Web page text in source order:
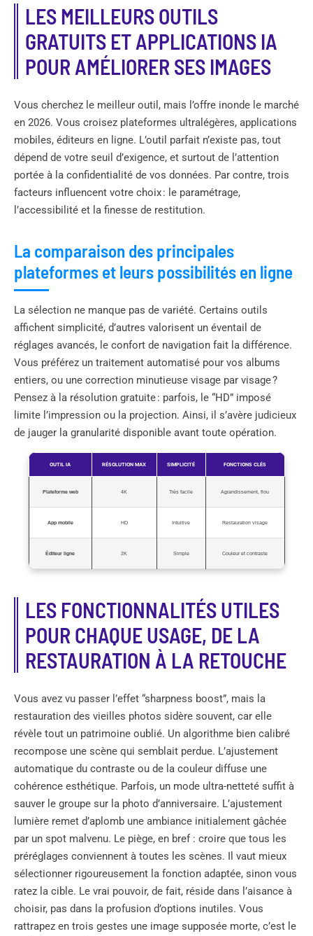
LES MEILLEURS OUTILS
GRATUITS ET APPLICATIONS IA
POUR AMÉLIORER SES IMAGES
Vous cherchez le meilleur outil, mais l’offre inonde le marché
en 2026. Vous croisez plateformes ultralégères, applications
mobiles, éditeurs en ligne. L’outil parfait n’existe pas, tout
dépend de votre seuil d’exigence, et surtout de l’attention
portée à la confidentialité de vos données. Par contre, trois
facteurs influencent votre choix : le paramétrage,
l’accessibilité et la finesse de restitution.
La comparaison des principales
plateformes et leurs possibilités en ligne
La sélection ne manque pas de variété. Certains outils
affichent simplicité, d’autres valorisent un éventail de
réglages avancés, le confort de navigation fait la différence.
Vous préférez un traitement automatisé pour vos albums
entiers, ou une correction minutieuse visage par visage ?
Pensez à la résolution gratuite : parfois, le “HD” imposé
limite l’impression ou la projection. Ainsi, il s’avère judicieux
de jauger la granularité disponible avant toute opération.
OUTIL IA RÉSOLUTION MAX SIMPLICITÉ FONCTIONS CLÉS
Plateforme web 4K Très facile Agrandissement, flou
App mobile HD Intuitive Restauration visage
Éditeur ligne 2K Simple Couleur et contraste
LES FONCTIONNALITÉS UTILES
POUR CHAQUE USAGE, DE LA
RESTAURATION À LA RETOUCHE
Vous avez vu passer l’effet “sharpness boost”, mais la
restauration des vieilles photos sidère souvent, car elle
révèle tout un patrimoine oublié. Un algorithme bien calibré
recompose une scène qui semblait perdue. L’ajustement
automatique du contraste ou de la couleur diffuse une
cohérence esthétique. Parfois, un mode ultra-netteté suffit à
sauver le groupe sur la photo d’anniversaire. L’ajustement
lumière remet d’aplomb une ambiance initialement gâchée
par un spot malvenu. Le piège, en bref : croire que tous les
préréglages conviennent à toutes les scènes. Il vaut mieux
sélectionner rigoureusement la fonction adaptée, sinon vous
ratez la cible. Le vrai pouvoir, de fait, réside dans l’aisance à
choisir, pas dans la profusion d’options inutiles. Vous
rattrapez en trois gestes une image supposée morte, c’est le